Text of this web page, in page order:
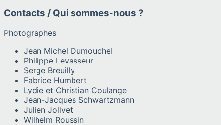
Contacts / Qui sommes-nous ?
Photographes
Jean Michel Dumouchel
Philippe Levasseur
Serge Breuilly
Fabrice Humbert
Lydie et Christian Coulange
Jean-Jacques Schwartzmann
Julien Jolivet
Wilhelm Roussin